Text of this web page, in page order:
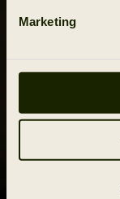
Marketing